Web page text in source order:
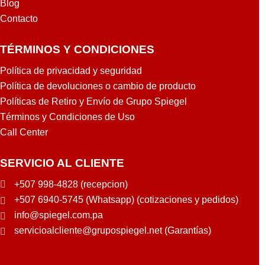
Blog
Contacto
TÉRMINOS Y CONDICIONES
Política de privacidad y seguridad
Política de devoluciones o cambio de producto
Políticas de Retiro y Envío de Grupo Spiegel
Términos y Condiciones de Uso
Call Center
SERVICIO AL CLIENTE
+507 998-4828 (recepcion)
+507 6940-5745 (Whatsapp) (cotizaciones y pedidos)
info@spiegel.com.pa
servicioalcliente@grupospiegel.net (Garantías)